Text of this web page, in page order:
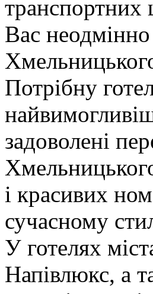
транспортних
Вас
Потрібну
задоволені
і красивих
сучасному
У готелях
Напівлюкс, а